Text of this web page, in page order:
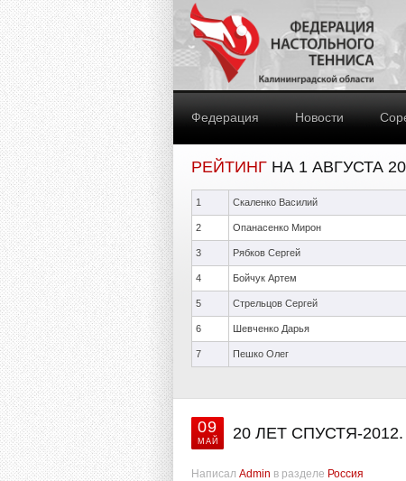
Федерация Новости
РЕЙТИНГ НА 1 АВГУСТА
1 Скаленко Василий
2 Опанасенко Мирон
3 Рябков Сергей
4 Бойчук Артем
5 Стрельцов Сергей
6 Шевченко Дарья
7 Пешко Олег
09
МАЙ 20 ЛЕТ СПУСТЯ-
Написал Admin в разделе Россия